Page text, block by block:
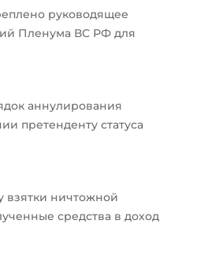
руководящее
Пленума ВС РФ для
аннулирования
претенденту статуса
взятки ничтожной
средства в доход